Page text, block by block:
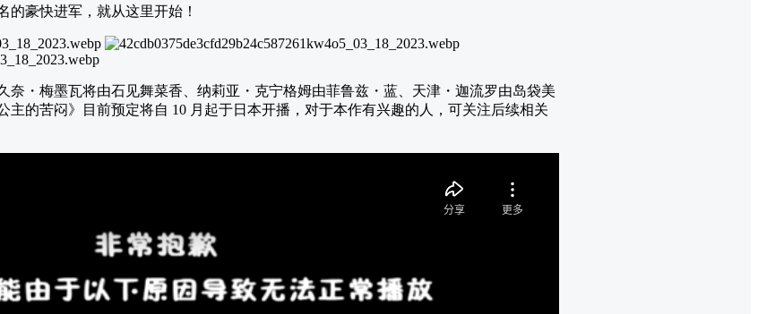
的豪快进军，就从这里开始！
奈・梅墨瓦将由石见舞菜香、纳莉亚・克宁格姆由菲鲁兹・蓝、天津・迦流罗由岛袋美
主的苦闷》目前预定将自 10 月起于日本开播，对于本作有兴趣的人，可关注后续相关